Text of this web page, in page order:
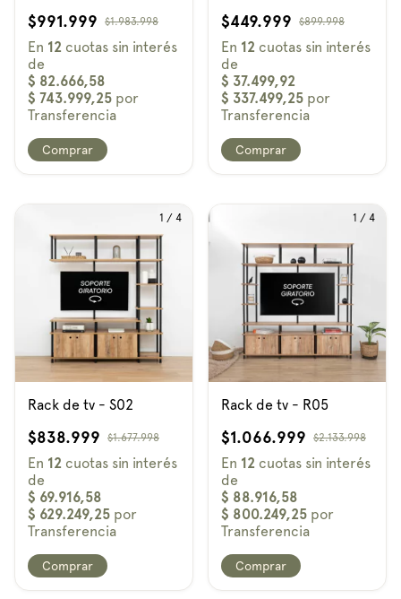
$991.999 $1.983.998
Comprar
$449.999 $899.998
Comprar
1 / 4
Rack de tv - S02
$838.999 $1.677.998
Comprar
1 / 4
Rack de tv - R05
$1.066.999 $2.133.998
Comprar